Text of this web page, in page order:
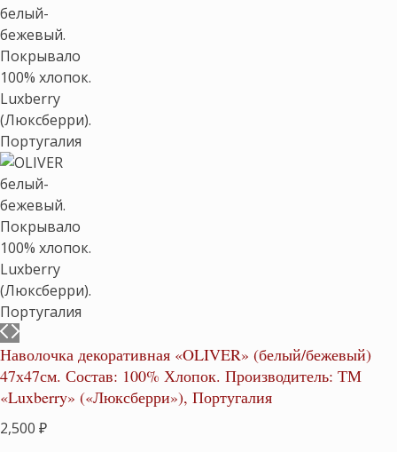
Наволочка декоративная «OLIVER» (белый/бежевый)
47х47см. Состав: 100% Хлопок. Производитель: ТМ
«Luxberry» («Люксберри»), Португалия
2,500 ₽